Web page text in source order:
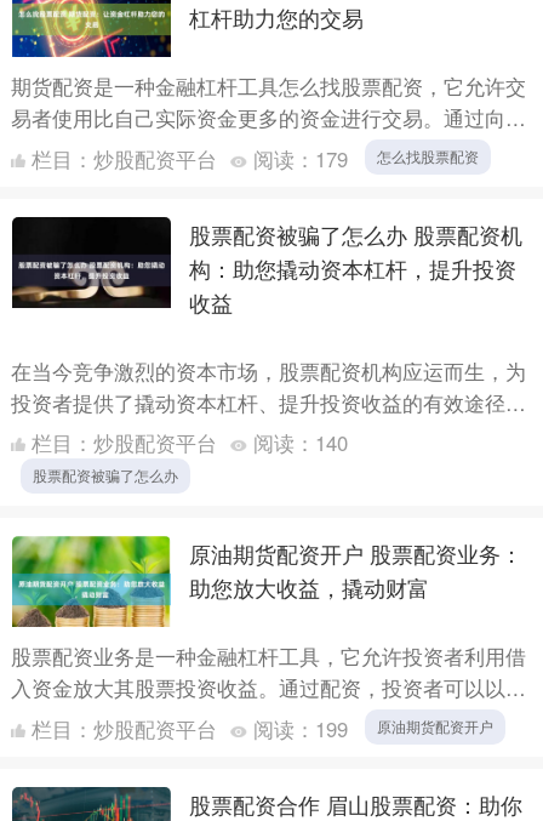
杠杆助力您的交易
期货配资是一种金融杠杆工具怎么找股票配资，它允许交
易者使用比自己实际资金更多的资金进行交易。通过向配
资公司借入资金，交易者可以放大其交易规模，从而获得
更高的潜在....
栏目： 炒股配资平台 阅读： 179 怎么找股票配资
股票配资被骗了怎么办 股票配资机
构：助您撬动资本杠杆，提升投资
收益
在当今竞争激烈的资本市场，股票配资机构应运而生，为
投资者提供了撬动资本杠杆、提升投资收益的有效途径。
**资金安全隐患：**一些配资平台存在资金安全隐患，投
资者....
栏目： 炒股配资平台 阅读： 140
股票配资被骗了怎么办
原油期货配资开户 股票配资业务：
助您放大收益，撬动财富
股票配资业务是一种金融杠杆工具，它允许投资者利用借
入资金放大其股票投资收益。通过配资，投资者可以以较
小的本金撬动更大的资金，从而获得更高的潜在回报。
在我国，股....
栏目： 炒股配资平台 阅读： 199 原油期货配资开户
股票配资合作 眉山股票配资：助你